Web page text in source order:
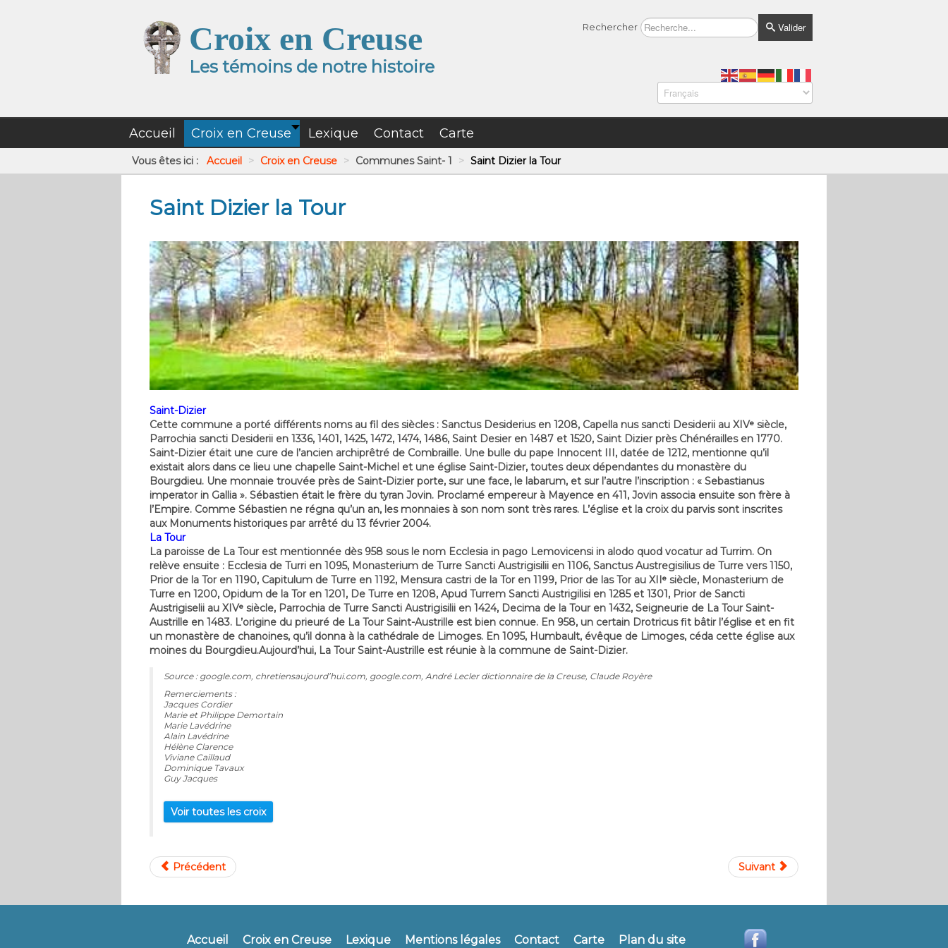
Croix en Creuse
Les témoins de notre histoire
Rechercher Valider
Accueil Croix en Creuse Lexique Contact Carte
Vous êtes ici : Accueil > Croix en Creuse > Communes Saint- 1 > Saint Dizier la Tour
Saint Dizier la Tour
Saint-Dizier
Cette commune a porté différents noms au fil des siècles : Sanctus Desiderius en 1208, Capella nus sancti Desiderii au XIVᵉ siècle,
Parrochia sancti Desiderii en 1336, 1401, 1425, 1472, 1474, 1486, Saint Desier en 1487 et 1520, Saint Dizier près Chénérailles en 1770.
Saint-Dizier était une cure de l’ancien archiprêtré de Combraille. Une bulle du pape Innocent III, datée de 1212, mentionne qu’il
existait alors dans ce lieu une chapelle Saint-Michel et une église Saint-Dizier, toutes deux dépendantes du monastère du
Bourgdieu. Une monnaie trouvée près de Saint-Dizier porte, sur une face, le labarum, et sur l’autre l’inscription : « Sebastianus
imperator in Gallia ». Sébastien était le frère du tyran Jovin. Proclamé empereur à Mayence en 411, Jovin associa ensuite son frère à
l’Empire. Comme Sébastien ne régna qu’un an, les monnaies à son nom sont très rares. L’église et la croix du parvis sont inscrites
aux Monuments historiques par arrêté du 13 février 2004.
La Tour
La paroisse de La Tour est mentionnée dès 958 sous le nom Ecclesia in pago Lemovicensi in alodo quod vocatur ad Turrim. On
relève ensuite : Ecclesia de Turri en 1095, Monasterium de Turre Sancti Austrigisilii en 1106, Sanctus Austregisilius de Turre vers 1150,
Prior de la Tor en 1190, Capitulum de Turre en 1192, Mensura castri de la Tor en 1199, Prior de las Tor au XIIᵉ siècle, Monasterium de
Turre en 1200, Opidum de la Tor en 1201, De Turre en 1208, Apud Turrem Sancti Austrigilisi en 1285 et 1301, Prior de Sancti
Austrigiselii au XIVᵉ siècle, Parrochia de Turre Sancti Austrigisilii en 1424, Decima de la Tour en 1432, Seigneurie de La Tour Saint-
Austrille en 1483. L’origine du prieuré de La Tour Saint-Austrille est bien connue. En 958, un certain Drotricus fit bâtir l’église et en fit
un monastère de chanoines, qu’il donna à la cathédrale de Limoges. En 1095, Humbault, évêque de Limoges, céda cette église aux
moines du Bourgdieu.Aujourd’hui, La Tour Saint-Austrille est réunie à la commune de Saint-Dizier.
Source : google.com, chretiensaujourd’hui.com, google.com, André Lecler dictionnaire de la Creuse, Claude Royère
Remerciements :
Jacques Cordier
Marie et Philippe Demortain
Marie Lavédrine
Alain Lavédrine
Hélène Clarence
Viviane Caillaud
Dominique Tavaux
Guy Jacques
Voir toutes les croix
Précédent Suivant
Accueil Croix en Creuse Lexique Mentions légales Contact Carte Plan du site